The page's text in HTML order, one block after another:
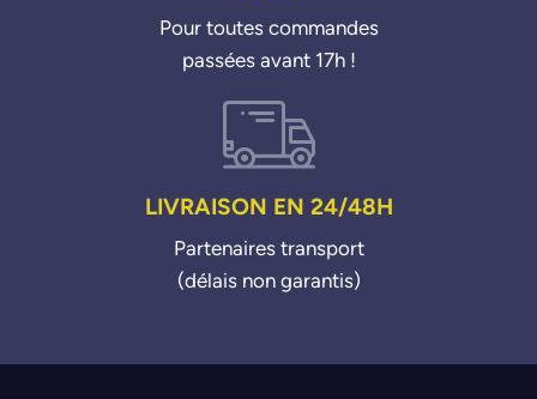
Pour toutes commandes
passées avant 17h !
LIVRAISON EN 24/48H
Partenaires transport
(délais non garantis)